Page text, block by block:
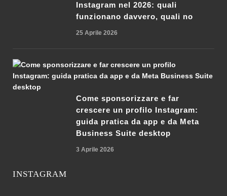
Instagram nel 2026: quali
funzionano davvero, quali no
25 Aprile 2026
Come sponsorizzare e far
crescere un profilo Instagram:
guida pratica da app e da Meta
Business Suite desktop
3 Aprile 2026
INSTAGRAM